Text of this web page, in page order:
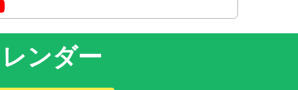
ンダー